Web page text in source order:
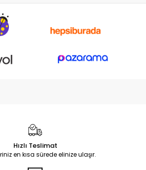
Hızlı Teslimat
en kısa sürede elinize ulaşır.